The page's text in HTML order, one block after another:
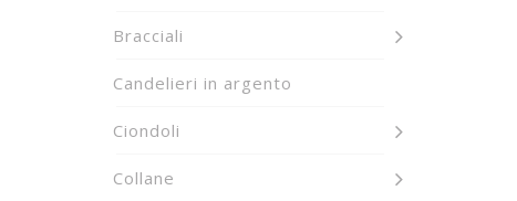
Bracciali
Candelieri in argento
Ciondoli
Collane